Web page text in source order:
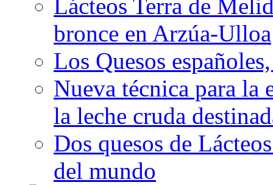
Lácteos Terra de
bronce en Arzúa-Ulloa
Los Quesos
Nueva técnica para la
la leche cruda
Dos quesos de
del mundo